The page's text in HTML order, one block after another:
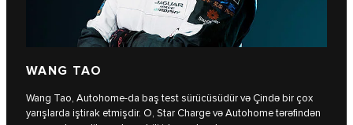
WANG TAO
Wang Tao, Autohome-da baş test sürücüsüdür və Çində bir çox
yarışlarda iştirak etmişdir. O, Star Charge və Autohome tərəfindən